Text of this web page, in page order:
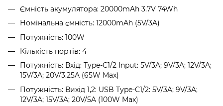
Ємність акумулятора: 20000mAh 3.7V 74Wh
Номінальна ємність: 12000mAh (5V/3A)
Потужність: 100W
Кількість портів: 4
Потужність: Вхід: Type-C1/2 Input: 5V/3A; 9V/3A; 12V/3A;
15V/3A; 20V/3.25A (65W Max)
Потужність: Вихід 1,2: USB Type-C1/2: 5V/3A; 9V/3A;
12V/3A; 15V/3A; 20V/5A (100W Max)